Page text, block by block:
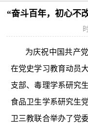
“奋斗百年，初心不
为庆祝中国共产
在党史学习教育动员
支部、毒理学系研究
食品卫生学系研究生
卫三教联合举办了党